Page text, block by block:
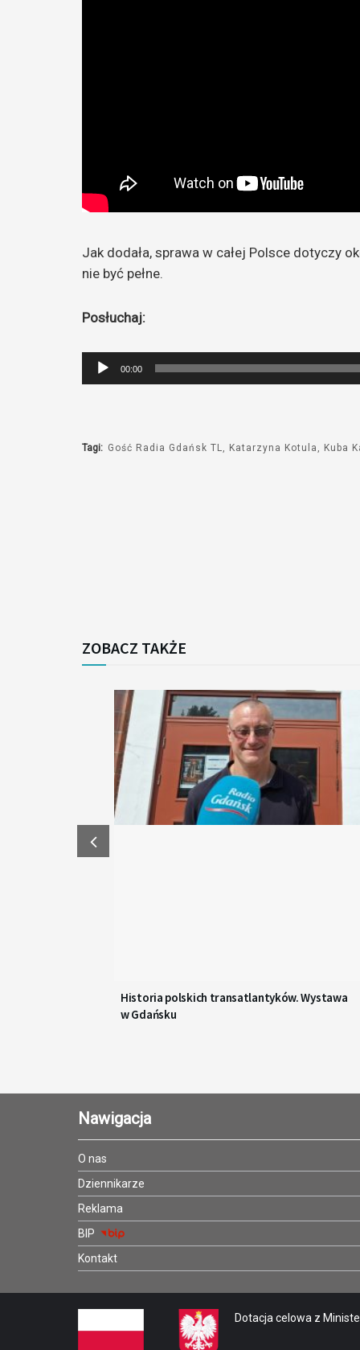
Jak dodała, sprawa w całej Polsce dotyczy
nie być pełne.
Posłuchaj:
Odtwarzacz
plików
00:00
Tagi: Gość Radia Gdańsk TL Katarzyna Kotula Kuba
ZOBACZ TAKŻE
Historia polskich transatlantyków. Wystawa
w Gdańsku
Nawigacja
O nas
Dziennikarze
Reklama
BIP
Kontakt
Dotacja celowa z